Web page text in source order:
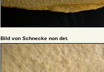
Bild von Schnecke non det.